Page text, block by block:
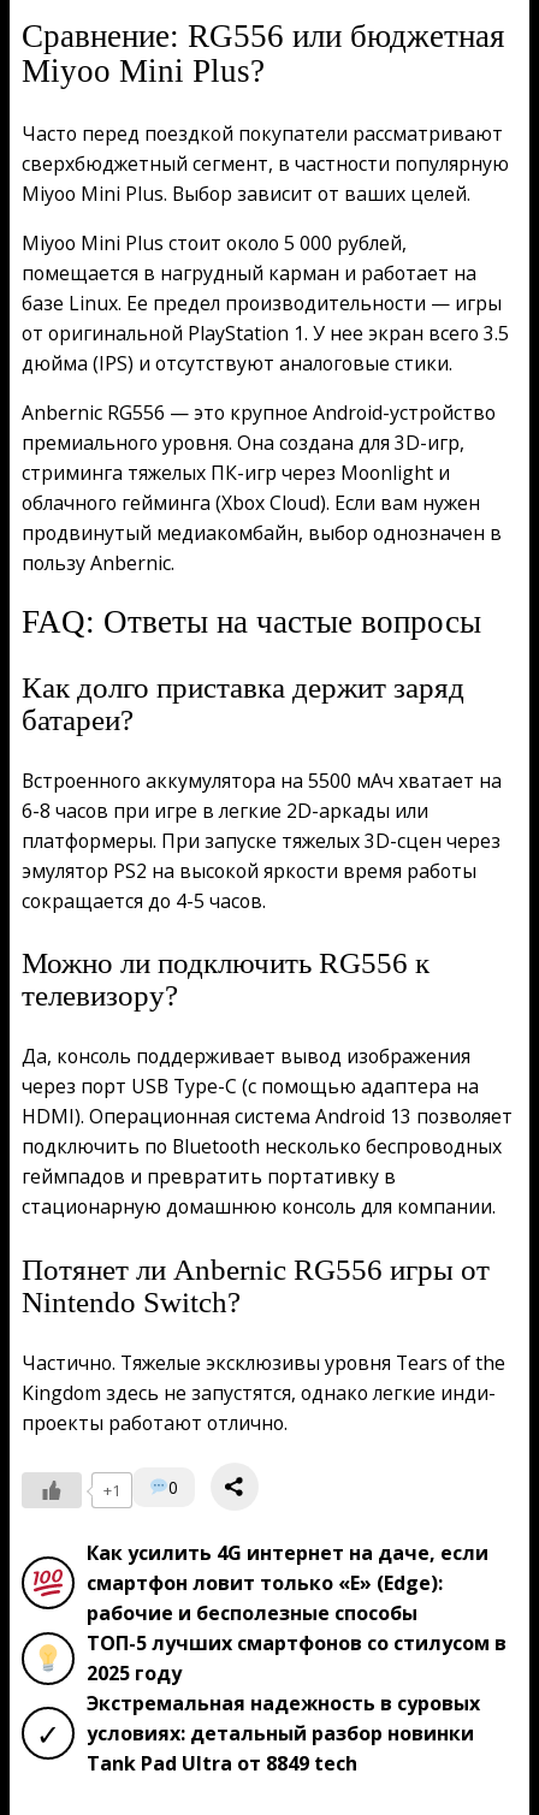
Сравнение: RG556 или бюджетная
Miyoo Mini Plus?
Часто перед поездкой покупатели рассматривают
сверхбюджетный сегмент, в частности популярную
Miyoo Mini Plus. Выбор зависит от ваших целей.
Miyoo Mini Plus стоит около 5 000 рублей,
помещается в нагрудный карман и работает на
базе Linux. Ее предел производительности — игры
от оригинальной PlayStation 1. У нее экран всего 3.5
дюйма (IPS) и отсутствуют аналоговые стики.
Anbernic RG556 — это крупное Android-устройство
премиального уровня. Она создана для 3D-игр,
стриминга тяжелых ПК-игр через Moonlight и
облачного гейминга (Xbox Cloud). Если вам нужен
продвинутый медиакомбайн, выбор однозначен в
пользу Anbernic.
FAQ: Ответы на частые вопросы
Как долго приставка держит заряд
батареи?
Встроенного аккумулятора на 5500 мАч хватает на
6-8 часов при игре в легкие 2D-аркады или
платформеры. При запуске тяжелых 3D-сцен через
эмулятор PS2 на высокой яркости время работы
сокращается до 4-5 часов.
Можно ли подключить RG556 к
телевизору?
Да, консоль поддерживает вывод изображения
через порт USB Type-C (с помощью адаптера на
HDMI). Операционная система Android 13 позволяет
подключить по Bluetooth несколько беспроводных
геймпадов и превратить портативку в
стационарную домашнюю консоль для компании.
Потянет ли Anbernic RG556 игры от
Nintendo Switch?
Частично. Тяжелые эксклюзивы уровня Tears of the
Kingdom здесь не запустятся, однако легкие инди-
проекты работают отлично.
+1 0
Как усилить 4G интернет на даче, если
смартфон ловит только «E» (Edge):
рабочие и бесполезные способы
ТОП-5 лучших смартфонов со стилусом в
2025 году
✓
Экстремальная надежность в суровых
условиях: детальный разбор новинки
Tank Pad Ultra от 8849 tech